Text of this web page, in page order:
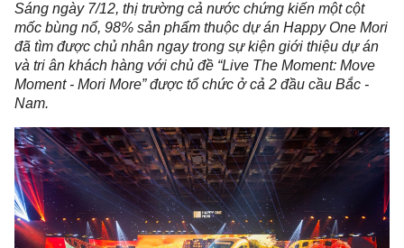
Sáng ngày 7/12, thị trường cả nước chứng kiến một cột
mốc bùng nổ, 98% sản phẩm thuộc dự án Happy One Mori
đã tìm được chủ nhân ngay trong sự kiện giới thiệu dự án
và tri ân khách hàng với chủ đề “Live The Moment: Move
Moment - Mori More” được tổ chức ở cả 2 đầu cầu Bắc -
Nam.